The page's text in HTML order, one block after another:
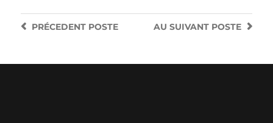
AU SUIVANT POSTE
PRÉCEDENTPOSTE